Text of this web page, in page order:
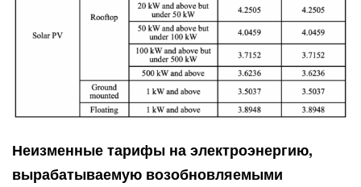
Неизменные тарифы на электроэнергию,
вырабатываемую возобновляемыми